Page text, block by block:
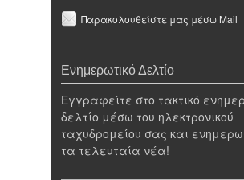
Παρακολουθείστε μας μέσω Mail
Ενημερωτικό Δελτίο
Εγγραφείτε στο τακτικό
δελτίο μέσω του ηλεκτρονικού
ταχυδρομείου σας και
τα τελευταία νέα!